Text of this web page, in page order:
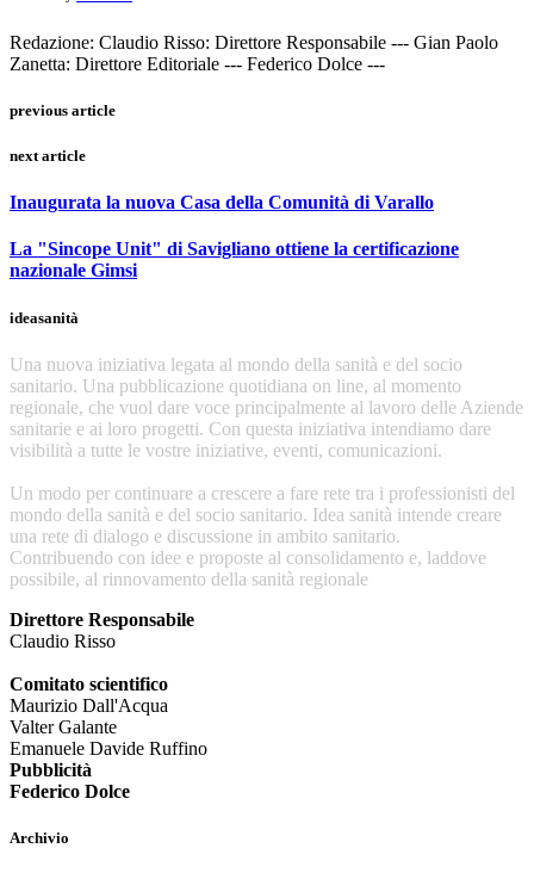
Redazione: Claudio Risso: Direttore Responsabile --- Gian Paolo
Zanetta: Direttore Editoriale --- Federico Dolce ---
previous article
next article
Inaugurata la nuova Casa della Comunità di Varallo
La "Sincope Unit" di Savigliano ottiene la certificazione
nazionale Gimsi
ideasanità
Una nuova iniziativa legata al mondo della sanità e del socio
sanitario. Una pubblicazione quotidiana on line, al momento
regionale, che vuol dare voce principalmente al lavoro delle Aziende
sanitarie e ai loro progetti. Con questa iniziativa intendiamo dare
visibilità a tutte le vostre iniziative, eventi, comunicazioni.
Un modo per continuare a crescere a fare rete tra i professionisti del
mondo della sanità e del socio sanitario. Idea sanità intende creare
una rete di dialogo e discussione in ambito sanitario.
Contribuendo con idee e proposte al consolidamento e, laddove
possibile, al rinnovamento della sanità regionale
Direttore Responsabile
Claudio Risso
Comitato scientifico
Maurizio Dall'Acqua
Valter Galante
Emanuele Davide Ruffino
Pubblicità
Federico Dolce
Archivio